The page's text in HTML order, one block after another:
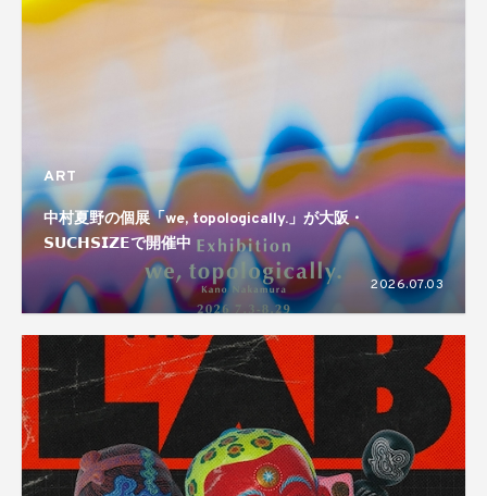
ART
中村夏野の個展「we, topologically.」が大阪・
𝗦𝗨𝗖𝗛𝗦𝗜𝗭𝗘で開催中
2026.07.03